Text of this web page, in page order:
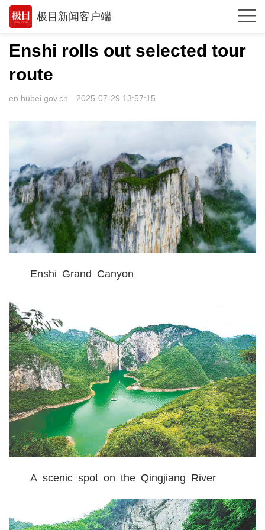
极目新闻客户端
推荐
观点
时政
世相
环球
专题
极客圈
科教
健康
悠游
相亲
汽车
房产
消费
创意
Enshi rolls out selected tour
route
en.hubei.gov.cn 2025-07-29 13:57:15
Enshi Grand Canyon
A scenic spot on the Qingjiang River